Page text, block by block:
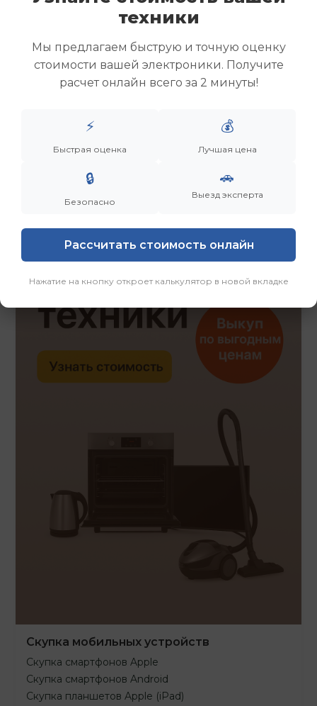
Скупка ноутбуков
Скупка ультрабуков
Скупка игровых ноутбуков
Скупка рабочих ноутбуков
Скупка старых ноутбуков (б/у)
Заказать Смотреть еще
Скупка мобильных устройств
Скупка смартфонов Apple
Скупка смартфонов Android
Скупка планшетов Apple (iPad)
техники
Мы предлагаем быструю и точную оценку
стоимости вашей электроники. Получите
расчет онлайн всего за 2 минуты!
⚡
Быстрая оценка
💰
Лучшая цена
🔒
Безопасно
🚗
Выезд эксперта
Рассчитать стоимость онлайн
Нажатие на кнопку откроет калькулятор в новой вкладке